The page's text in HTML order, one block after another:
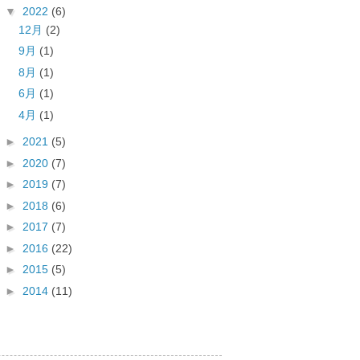
▼ 2022 (6)
12月 (2)
9月 (1)
8月 (1)
6月 (1)
4月 (1)
► 2021 (5)
► 2020 (7)
► 2019 (7)
► 2018 (6)
► 2017 (7)
► 2016 (22)
► 2015 (5)
► 2014 (11)